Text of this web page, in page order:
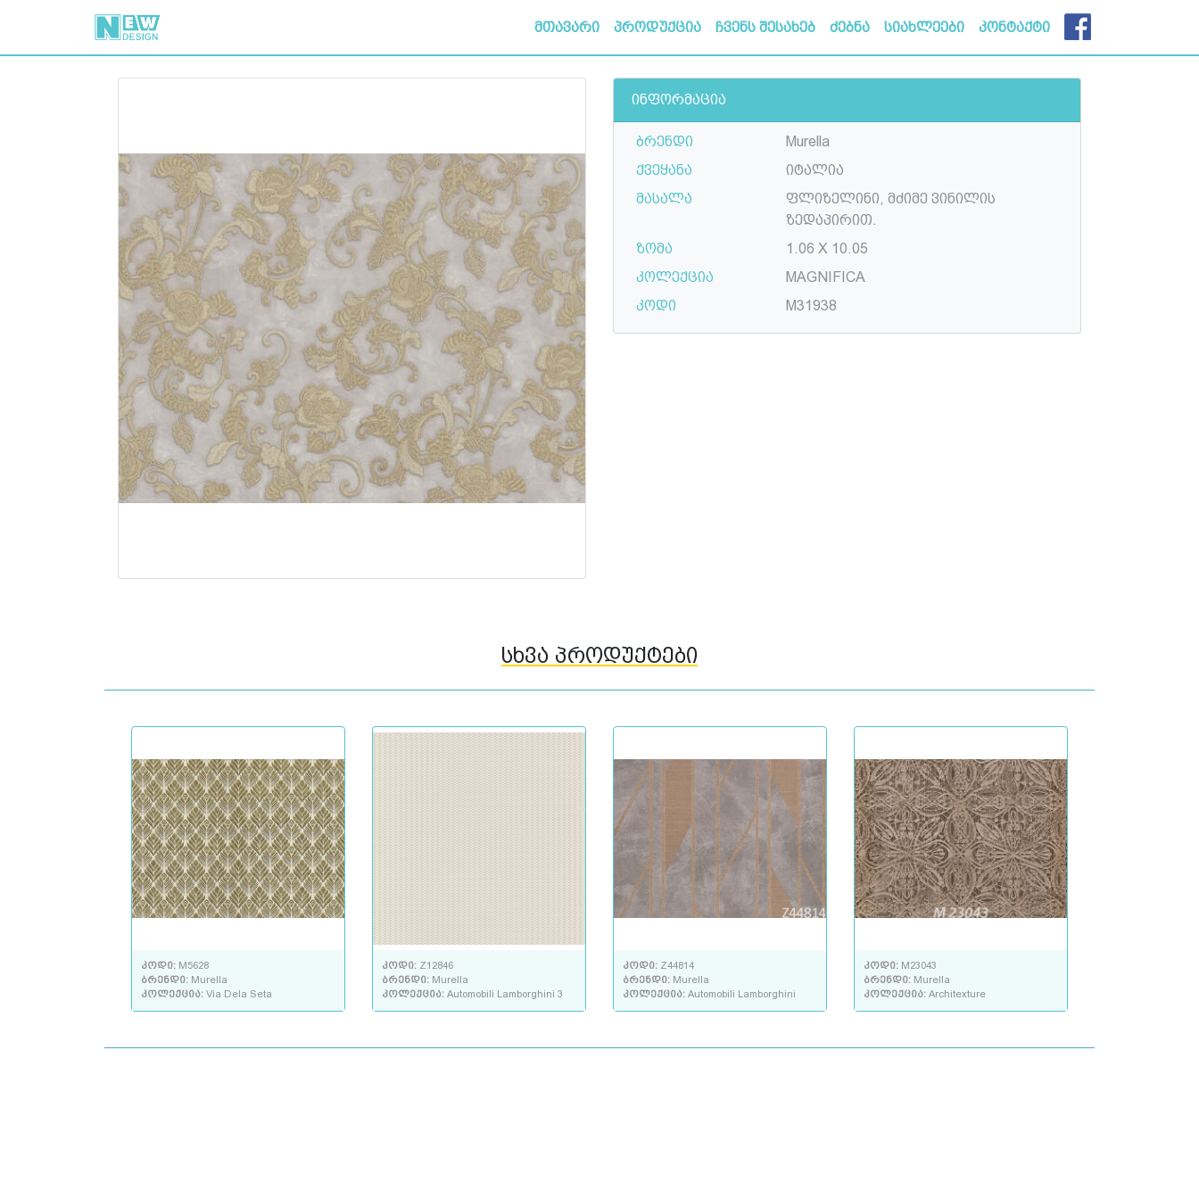
მთავარი პროდუქცია ჩვენს შესახებ ძებნა სიახლეები კონტაქტი
ინფორმაცია
ბრენდი
Murella
ქვეყანა
იტალია
მასალა
ფლიზელინი, მძიმე ვინილის
ზედაპირით.
ზომა
1.06 X 10.05
კოლექცია
MAGNIFICA
კოდი
M31938
სხვა პროდუქტები
კოდი: M5628
ბრენდი: Murella
კოლექცია: Via Dela Seta
კოდი: Z12846
ბრენდი: Murella
კოლექცია: Automobili Lamborghini 3
კოდი: Z44814
ბრენდი: Murella
კოლექცია: Automobili Lamborghini
კოდი: M23043
ბრენდი: Murella
კოლექცია: Architexture